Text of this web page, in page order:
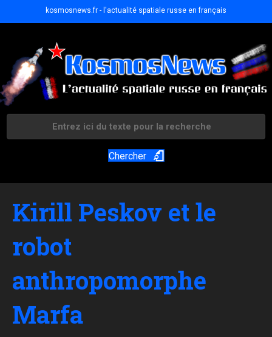
kosmosnews.fr - l'actualité spatiale russe en français
Chercher
Kirill Peskov et le
robot
anthropomorphe
Marfa